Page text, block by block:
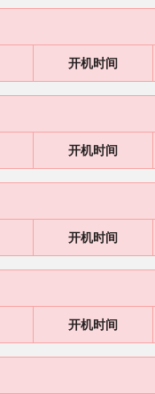
开机时间
开机时间
开机时间
开机时间